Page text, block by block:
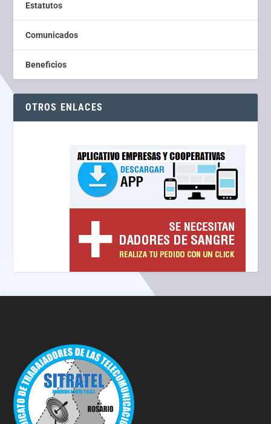
Estatutos
Comunicados
Beneficios
OTROS ENLACES